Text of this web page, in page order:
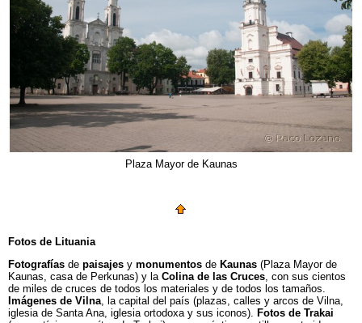
Plaza Mayor de Kaunas
Fotos de Lituania
Fotografías de paisajes y monumentos de Kaunas (Plaza Mayor de
Kaunas, casa de Perkunas) y la Colina de las Cruces, con sus cientos
de miles de cruces de todos los materiales y de todos los tamaños.
Imágenes de Vilna, la capital del país (plazas, calles y arcos de Vilna,
iglesia de Santa Ana, iglesia ortodoxa y sus iconos). Fotos de Trakai